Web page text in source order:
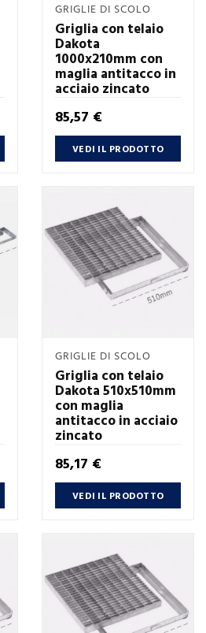
GRIGLIE DI SCOLO
Griglia con telaio
Dakota
1000x210mm con
maglia antitacco in
acciaio zincato
Prezzo
85,57 €
VEDI IL PRODOTTO
GRIGLIE DI SCOLO
Griglia con telaio
Dakota 510x510mm
con maglia
antitacco in acciaio
zincato
Prezzo
85,17 €
VEDI IL PRODOTTO